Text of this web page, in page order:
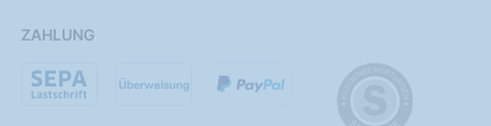
ZAHLUNG